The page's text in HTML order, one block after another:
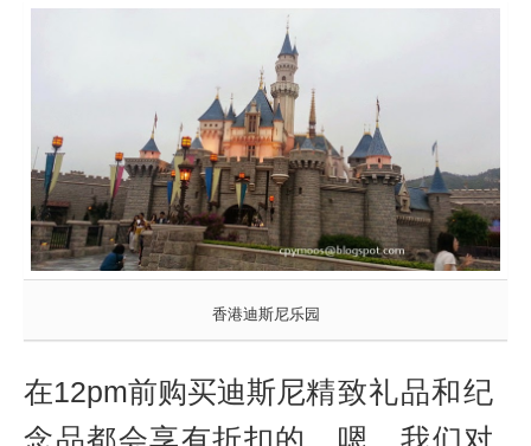
香港迪斯尼乐园
在12pm前购买迪斯尼精致礼品和纪